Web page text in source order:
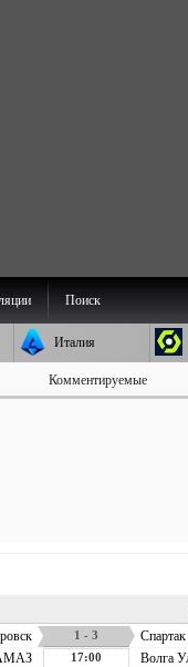
Поиск
Италия
Комментируемые
1 - 3
17:00 Волга